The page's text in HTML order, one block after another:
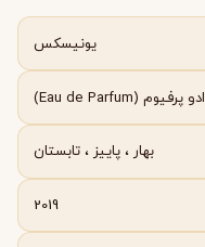
یونیسکس
ادو پرفیوم (Eau de Parfum)
بهار ، پاییز ، تابستان
2019